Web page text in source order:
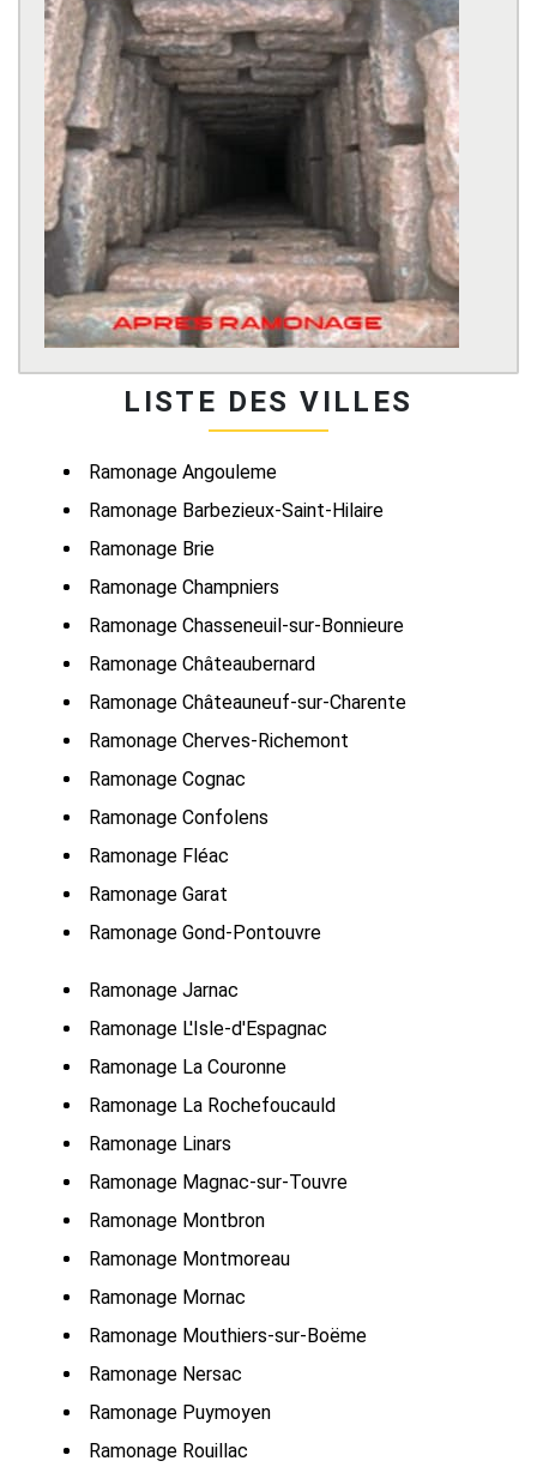
LISTE DES VILLES
Ramonage Angouleme
Ramonage Barbezieux-Saint-Hilaire
Ramonage Brie
Ramonage Champniers
Ramonage Chasseneuil-sur-Bonnieure
Ramonage Châteaubernard
Ramonage Châteauneuf-sur-Charente
Ramonage Cherves-Richemont
Ramonage Cognac
Ramonage Confolens
Ramonage Fléac
Ramonage Garat
Ramonage Gond-Pontouvre
Ramonage Jarnac
Ramonage L'Isle-d'Espagnac
Ramonage La Couronne
Ramonage La Rochefoucauld
Ramonage Linars
Ramonage Magnac-sur-Touvre
Ramonage Montbron
Ramonage Montmoreau
Ramonage Mornac
Ramonage Mouthiers-sur-Boëme
Ramonage Nersac
Ramonage Puymoyen
Ramonage Rouillac